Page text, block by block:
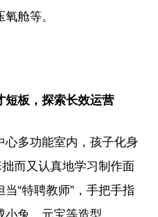
舱等。
短板，探索长效运营
心多功能室内，孩子化身
而又认真地学习制作面
“特聘教师”，手把手指
兔、元宝等造型。